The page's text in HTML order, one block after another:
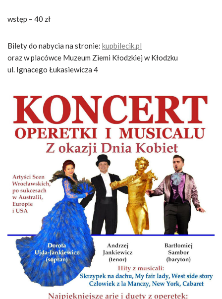
wstęp – 40 zł
Bilety do nabycia na stronie: kupbilecik.pl
oraz w placówce Muzeum Ziemi Kłodzkiej w Kłodzku
ul. Ignacego Łukasiewicza 4